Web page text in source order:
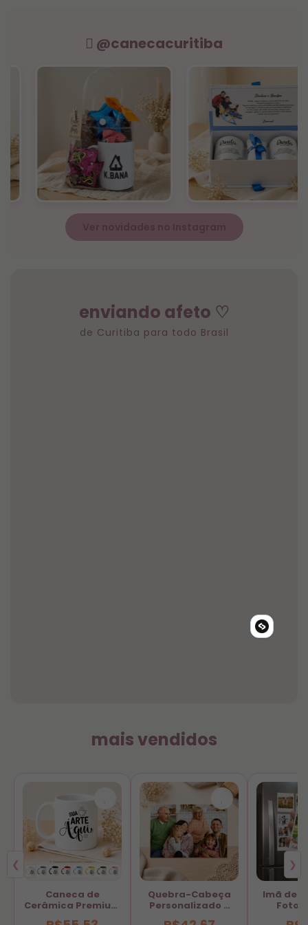
@canecacuritiba
enviando afeto ♡
de Curitiba para todo Brasil
mais vendidos
❮
Caneca de
Cerâmica Premium
Quebra-Cabeça
Personalizado -
Imã de
❯